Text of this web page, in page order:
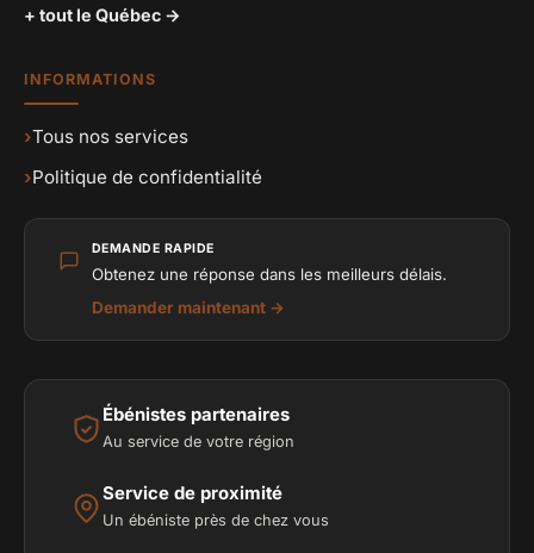
+ tout le Québec →
INFORMATIONS
›Tous nos services
›Politique de confidentialité
DEMANDE RAPIDE
Obtenez une réponse dans les meilleurs délais.
Demander maintenant →
Ébénistes partenaires
Au service de votre région
Service de proximité
Un ébéniste près de chez vous